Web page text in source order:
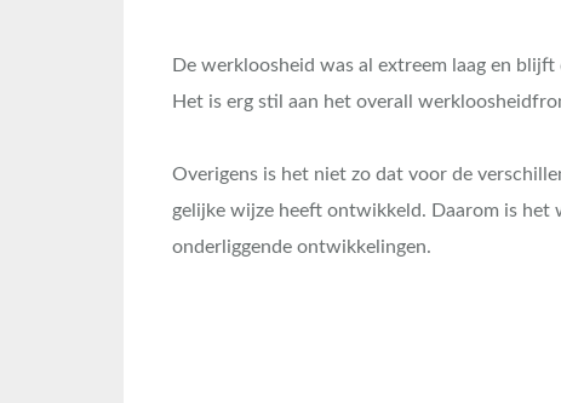
De werkloosheid was al extreem laag en
Het is erg stil aan het overall
Overigens is het niet zo dat voor de
gelijke wijze heeft ontwikkeld. Daarom is het
onderliggende ontwikkelingen.